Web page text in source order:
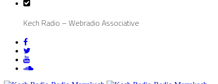
Kech Radio – Webradio Associative